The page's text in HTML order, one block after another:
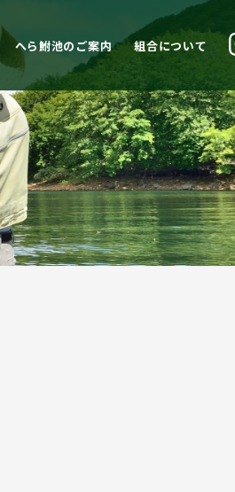
へら鮒池のご案内 組合について